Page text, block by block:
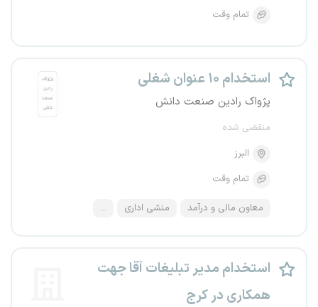
تمام وقت
استخدام ۱۰ عنوان شغلی
پژواک رادین صنعت دانش
منقضی شده
البرز
تمام وقت
معاون مالی و درآمد منشی اداری ...
استخدام مدیر تبلیغات آقا جهت
همکاری در کرج